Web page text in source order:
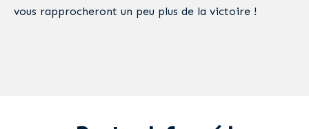
vous rapprocheront un peu plus de la victoire !